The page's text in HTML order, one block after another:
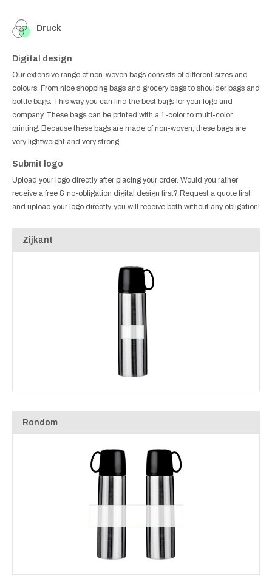
Druck
Digital design
Our extensive range of non-woven bags consists of different sizes and
colours. From nice shopping bags and grocery bags to shoulder bags and
bottle bags. This way you can find the best bags for your logo and
company. These bags can be printed with a 1-color to multi-color
printing. Because these bags are made of non-woven, these bags are
very lightweight and very strong.
Submit logo
Upload your logo directly after placing your order. Would you rather
receive a free & no-obligation digital design first? Request a quote first
and upload your logo directly, you will receive both without any obligation!
Zijkant
Rondom